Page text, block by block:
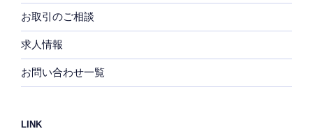
お取引のご相談
求人情報
お問い合わせ一覧
LINK